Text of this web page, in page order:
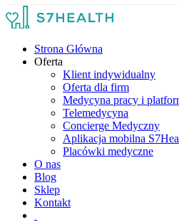
Strona Główna
Oferta
Klient indywidualny
Oferta dla firm
Medycyna pracy i
Telemedycyna
Concierge Medyczny
Aplikacja mobilna
Placówki medyczne
O nas
Blog
Sklep
Kontakt